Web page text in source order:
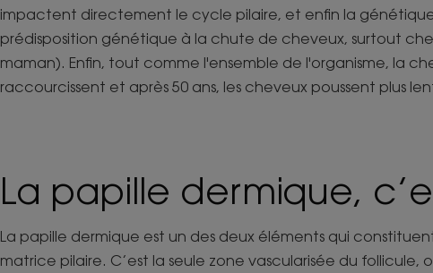
impactent directement le cycle pilaire, et enfin la
prédisposition génétique à la chute de cheveux, surtout
maman). Enfin, tout comme l'ensemble de l'organisme, la
raccourcissent et après 50 ans, les cheveux poussent plus
La papille dermique,
La papille dermique est un des deux éléments qui
matrice pilaire. C’est la seule zone vascularisée du follicule,